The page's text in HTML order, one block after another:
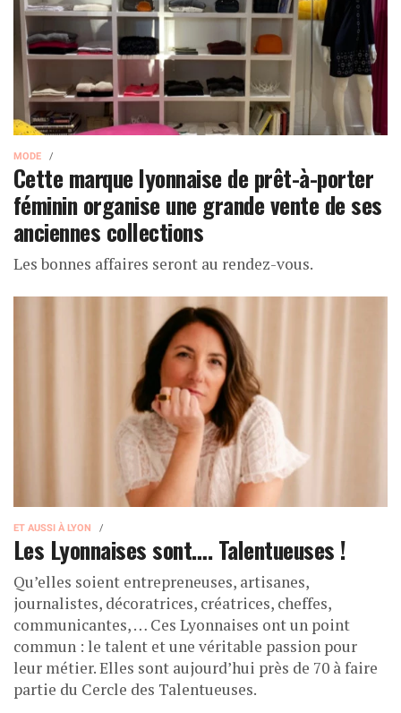
MODE
Cette marque lyonnaise de prêt-à-porter
féminin organise une grande vente de ses
anciennes collections
Les bonnes affaires seront au rendez-vous.
ET AUSSI À LYON
Les Lyonnaises sont…. Talentueuses !
Qu’elles soient entrepreneuses, artisanes,
journalistes, décoratrices, créatrices, cheffes,
communicantes, … Ces Lyonnaises ont un point
commun : le talent et une véritable passion pour
leur métier. Elles sont aujourd’hui près de 70 à faire
partie du Cercle des Talentueuses.